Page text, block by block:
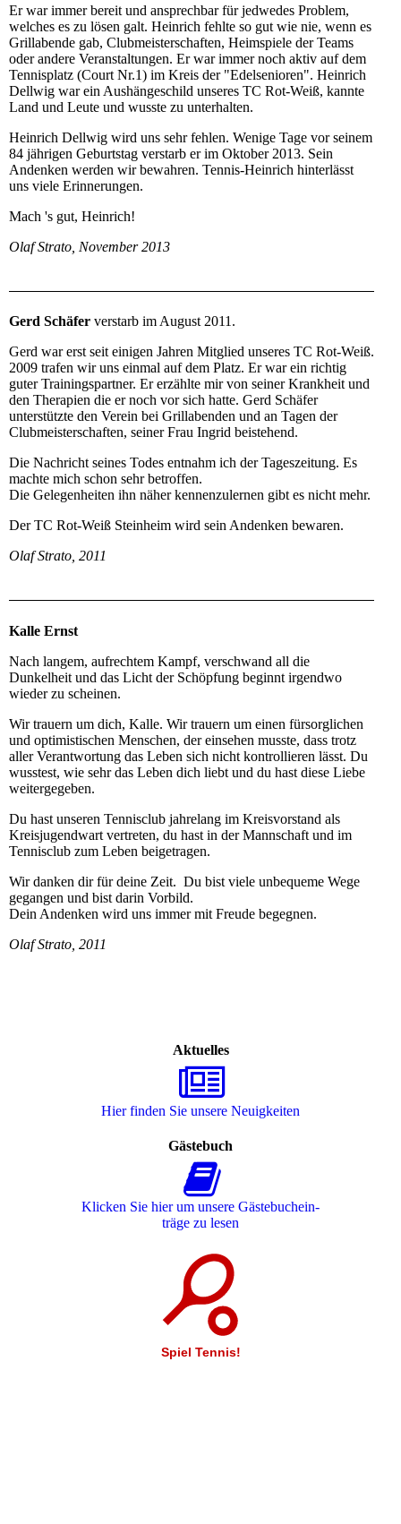
Er war immer bereit und ansprechbar für jedwedes Problem,
welches es zu lösen galt. Heinrich fehlte so gut wie nie, wenn es
Grillabende gab, Clubmeisterschaften, Heimspiele der Teams
oder andere Veranstaltungen. Er war immer noch aktiv auf dem
Tennisplatz (Court Nr.1) im Kreis der "Edelsenioren". Heinrich
Dellwig war ein Aushängeschild unseres TC Rot-Weiß, kannte
Land und Leute und wusste zu unterhalten.
Heinrich Dellwig wird uns sehr fehlen. Wenige Tage vor seinem
84 jährigen Geburtstag verstarb er im Oktober 2013. Sein
Andenken werden wir bewahren. Tennis-Heinrich hinterlässt
uns viele Erinnerungen.
Mach 's gut, Heinrich!
Olaf Strato, November 2013
Gerd Schäfer verstarb im August 2011.
Gerd war erst seit einigen Jahren Mitglied unseres TC Rot-Weiß.
2009 trafen wir uns einmal auf dem Platz. Er war ein richtig
guter Trainingspartner. Er erzählte mir von seiner Krankheit und
den Therapien die er noch vor sich hatte. Gerd Schäfer
unterstützte den Verein bei Grillabenden und an Tagen der
Clubmeisterschaften, seiner Frau Ingrid beistehend.
Die Nachricht seines Todes entnahm ich der Tageszeitung. Es
machte mich schon sehr betroffen.
Die Gelegenheiten ihn näher kennenzulernen gibt es nicht mehr.
Der TC Rot-Weiß Steinheim wird sein Andenken bewaren.
Olaf Strato, 2011
Kalle Ernst
Nach langem, aufrechtem Kampf, verschwand all die
Dunkelheit und das Licht der Schöpfung beginnt irgendwo
wieder zu scheinen.
Wir trauern um dich, Kalle. Wir trauern um einen fürsorglichen
und optimistischen Menschen, der einsehen musste, dass trotz
aller Verantwortung das Leben sich nicht kontrollieren lässt. Du
wusstest, wie sehr das Leben dich liebt und du hast diese Liebe
weitergegeben.
Du hast unseren Tennisclub jahrelang im Kreisvorstand als
Kreisjugendwart vertreten, du hast in der Mannschaft und im
Tennisclub zum Leben beigetragen.
Wir danken dir für deine Zeit. Du bist viele unbequeme Wege
gegangen und bist darin Vorbild.
Dein Andenken wird uns immer mit Freude begegnen.
Olaf Strato, 2011
Aktuelles
Hier finden Sie unsere Neuigkeiten
Gästebuch
Klicken Sie hier um unsere Gäs­te­buch­ein­
trä­ge zu lesen
Spiel Tennis!